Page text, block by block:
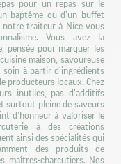
pour un repas sur le
baptême ou d’un buffet
notre traiteur à Nice vous
Vous avez la
pensée pour marquer les
maison, savoureuse
à partir d’ingrédients
producteurs locaux. Chez
inutiles, pas d’additifs
surtout pleine de saveurs
d’honneur à valoriser le
à des créations
ainsi des spécialités qui
des produits de
maîtres-charcutiers. Nos